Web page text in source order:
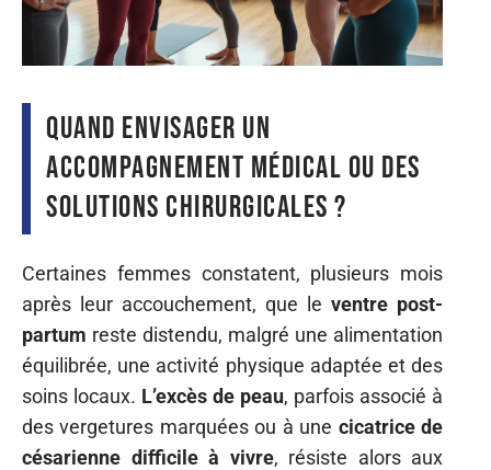
Quand envisager un
accompagnement médical ou des
solutions chirurgicales ?
Certaines femmes constatent, plusieurs mois
après leur accouchement, que le ventre post-
partum reste distendu, malgré une alimentation
équilibrée, une activité physique adaptée et des
soins locaux. L’excès de peau, parfois associé à
des vergetures marquées ou à une cicatrice de
césarienne difficile à vivre, résiste alors aux